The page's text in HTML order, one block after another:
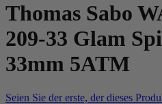
Thomas Sabo
209-33 Glam
33mm 5ATM
Seien Sie der erste, der dieses